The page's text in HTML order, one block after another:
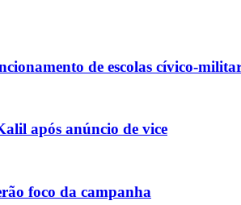
de escolas cívico-
após anúncio de vice
foco da campanha